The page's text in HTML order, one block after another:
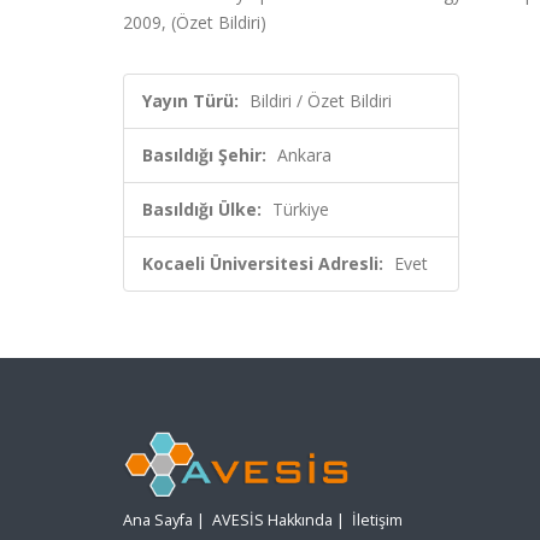
2009, (Özet Bildiri)
Yayın Türü: Bildiri / Özet Bildiri
Basıldığı Şehir: Ankara
Basıldığı Ülke: Türkiye
Kocaeli Üniversitesi Adresli: Evet
Ana Sayfa | AVESİS Hakkında | İletişim